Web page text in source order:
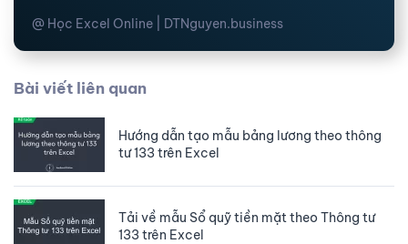
@ Học Excel Online | DTNguyen.business
Bài viết liên quan
Hướng dẫn tạo mẫu bảng lương theo thông
tư 133 trên Excel
Tải về mẫu Sổ quỹ tiền mặt theo Thông tư
133 trên Excel